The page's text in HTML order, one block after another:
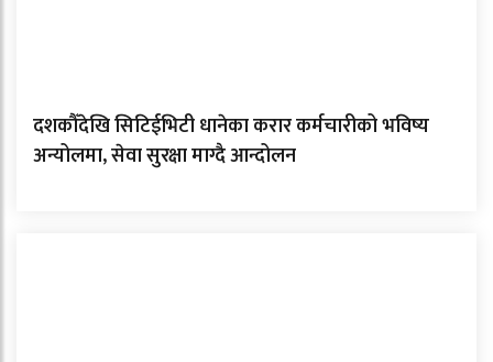
दशकौँदेखि सिटिईभिटी धानेका करार कर्मचारीको भविष्य
अन्योलमा, सेवा सुरक्षा माग्दै आन्दोलन